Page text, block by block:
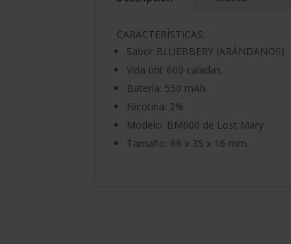
CARACTERÍSTICAS:
Sabor BLUEBBERY (ARÁNDANOS)
Vida útil: 600 caladas.
Batería: 550 mAh.
Nicotina: 2%
Modelo: BM600 de Lost Mary
Tamaño: 66 x 35 x 16 mm.